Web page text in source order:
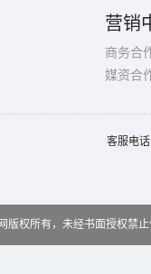
营销
商务合
媒资合
客服电
版权所有，未经书面授权